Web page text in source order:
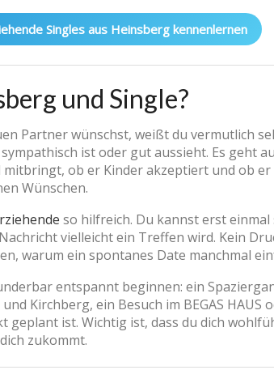
Singles aus Heinsberg kennenlernen
und Single?
Partner wünschst, weißt du vermutlich
ist oder gut aussieht. Es geht
ob er Kinder akzeptiert und ob
Wünschen.
so hilfreich. Du kannst erst
vielleicht ein Treffen wird. Kein
warum ein spontanes Date manchmal
entspannt beginnen: ein
Kirchberg, ein Besuch im BEGAS HAUS
geplant ist. Wichtig ist, dass du dich
zukommt.